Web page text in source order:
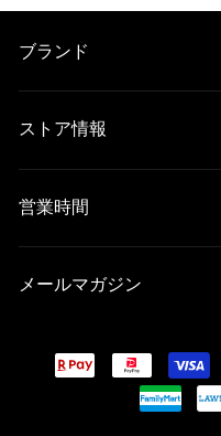
ブランド
ストア情報
営業時間
メールマガジン